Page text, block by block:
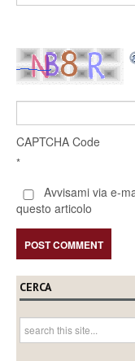
CAPTCHA Code
*
Avvisami via e-
questo articolo
CERCA